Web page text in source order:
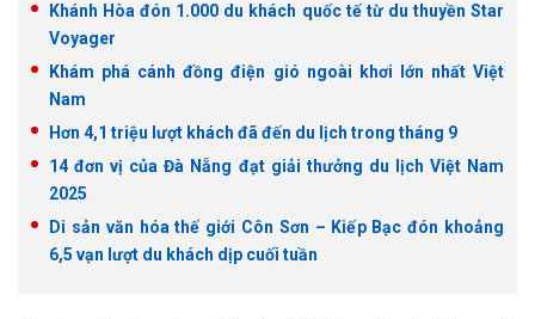
Khánh Hòa đón 1.000 du khách quốc tế từ du thuyền Star
Voyager
Khám phá cánh đồng điện gió ngoài khơi lớn nhất Việt
Nam
Hơn 4,1 triệu lượt khách đã đến du lịch trong tháng 9
14 đơn vị của Đà Nẵng đạt giải thưởng du lịch Việt Nam
2025
Di sản văn hóa thế giới Côn Sơn – Kiếp Bạc đón khoảng
6,5 vạn lượt du khách dịp cuối tuần